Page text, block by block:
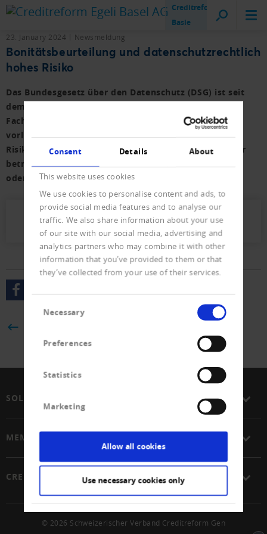
Consent Details About
This website uses cookies
We use cookies to personalise content and ads, to
provide social media features and to analyse our
traffic. We also share information about your use
of our site with our social media, advertising and
analytics partners who may combine it with other
information that you’ve provided to them or that
they’ve collected from your use of their services.
Selection
Necessary
Preferences
Statistics
Marketing
Allow all cookies
Use necessary cookies only
Creditreform
Basle
23. January 2024 Newsmeldung
Bonitätsbeurteilung und datenschutzrechtlich
hohes Risiko
Das Bundesgesetz über den Datenschutz (DSG) ist seit
dem 1. September 2023 in Kraft. Es sind schon viele
Fachbeiträge und Bücher veröffentlicht worden. Im
vorliegenden Beitrag geht es um die Formel «hohes
Risiko für die Persönlichkeit oder die Grundrechte der
betroffenen Person», welche im Gesetz – vollständig
oder teilweise – immerhin in acht Stellen vorkommt.
Jusletter Amédéo Wermelinger (159 KB)
SOLUTIONS
MEMBERSHIP
CREDITREFORM
© 2026 Schweizerischer Verband Creditreform Gen